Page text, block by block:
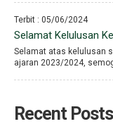
Terbit : 05/06/2024
Selamat Kelulusan
Selamat atas kelulusan
ajaran 2023/2024,
Recent Posts